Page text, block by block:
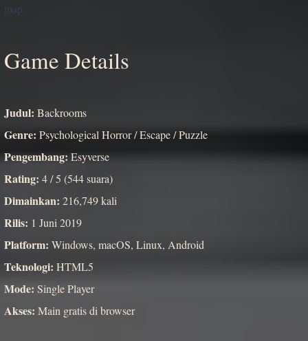
map.
Game Details
Judul: Backrooms
Genre: Psychological Horror / Escape / Puzzle
Pengembang:Esyverse
Rating: 4 / 5 (544 suara)
Dimainkan: 216,749 kali
Rilis: 1 Juni 2019
Platform: Windows, macOS, Linux, Android
Teknologi: HTML5
Mode: Single Player
Akses: Main gratis di browser